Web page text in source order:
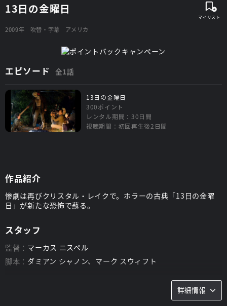
13日の金曜日
2009年 吹替・字幕 アメリカ
エピソード 全1話
13日の金曜日
300ポイント
レンタル期間：30日間
視聴期間：初回再生後2日間
作品紹介
惨劇は再びクリスタル・レイクで。ホラーの古典「13日の金曜
日」が新たな恐怖で蘇る。
スタッフ
監督： マーカス ニスペル
脚本： ダミアン シャノン、マーク スウィフト
詳細情報